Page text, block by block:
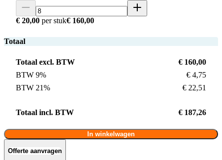
€ 20,00 per stuk€ 160,00
Totaal
Totaal excl. BTW
€ 160,00
BTW 9%
€ 4,75
BTW 21%
€ 22,51
Totaal incl. BTW € 187,26
In winkelwagen
Offerte aanvragen